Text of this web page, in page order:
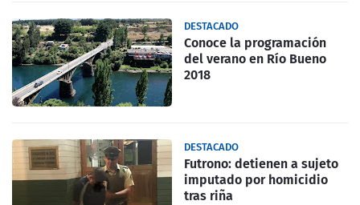
DESTACADO
Conoce la programación
del verano en Río Bueno
2018
DESTACADO
Futrono: detienen a sujeto
imputado por homicidio
tras riña